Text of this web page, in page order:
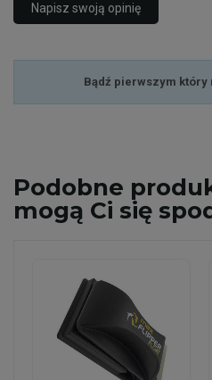
Napisz swoją opinię
Bądź pierwszym
Podobne
mogą Ci się